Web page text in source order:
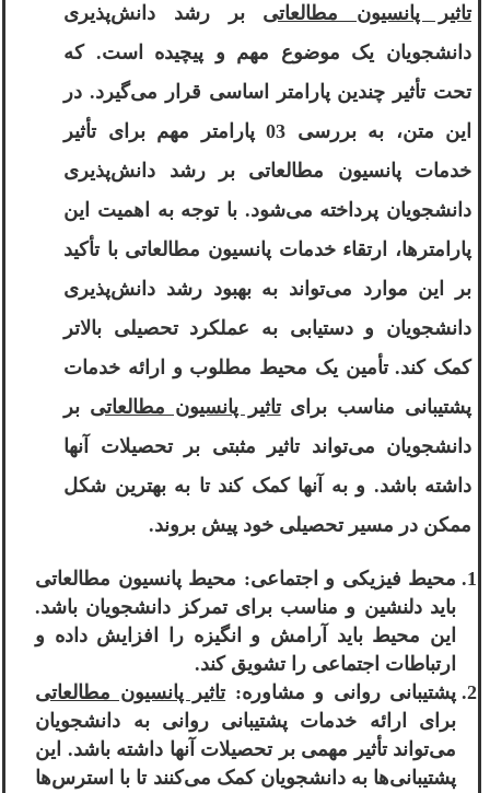
تاثیر پانسیون مطالعاتی بر رشد دانش‌پذیری
دانشجویان یک موضوع مهم و پیچیده است. که
تحت تأثیر چندین پارامتر اساسی قرار می‌گیرد. در
این متن، به بررسی 03 پارامتر مهم برای تأثیر
خدمات پانسیون مطالعاتی بر رشد دانش‌پذیری
دانشجویان پرداخته می‌شود. با توجه به اهمیت این
پارامترها، ارتقاء خدمات پانسیون مطالعاتی با تأکید
بر این موارد می‌تواند به بهبود رشد دانش‌پذیری
دانشجویان و دستیابی به عملکرد تحصیلی بالاتر
کمک کند. تأمین یک محیط مطلوب و ارائه خدمات
پشتیبانی مناسب برایتاثیر پانسیون مطالعاتی بر
دانشجویان می‌تواند تاثیر مثبتی بر تحصیلات آنها
داشته باشد. و به آنها کمک کند تا به بهترین شکل
ممکن در مسیر تحصیلی خود پیش بروند.
محیط فیزیکی و اجتماعی: محیط پانسیون مطالعاتی
باید دلنشین و مناسب برای تمرکز دانشجویان باشد.
این محیط باید آرامش و انگیزه را افزایش داده و
ارتباطات اجتماعی را تشویق کند.
پشتیبانی روانی و مشاوره:تاثیر پانسیون مطالعاتی
برای ارائه خدمات پشتیبانی روانی به دانشجویان
می‌تواند تأثیر مهمی بر تحصیلات آنها داشته باشد. این
پشتیبانی‌ها به دانشجویان کمک می‌کنند تا با استرس‌ها